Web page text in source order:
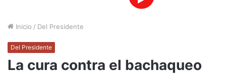
Inicio / Del Presidente
Del Presidente
La cura contra el bachaqueo